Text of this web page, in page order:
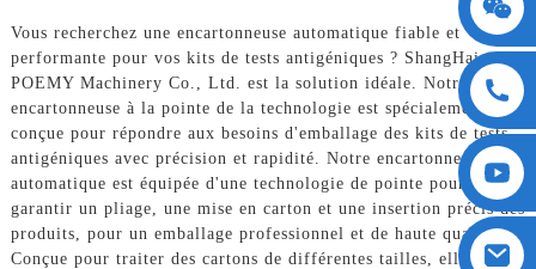
Vous recherchez une encartonneuse automatique fiable et
performante pour vos kits de tests antigéniques ? ShangHai
POEMY Machinery Co., Ltd. est la solution idéale. Notre
encartonneuse à la pointe de la technologie est spécialement
conçue pour répondre aux besoins d'emballage des kits de tests
antigéniques avec précision et rapidité. Notre encartonneuse
automatique est équipée d'une technologie de pointe pour
garantir un pliage, une mise en carton et une insertion précis des
produits, pour un emballage professionnel et de haute qualité.
Conçue pour traiter des cartons de différentes tailles, elle